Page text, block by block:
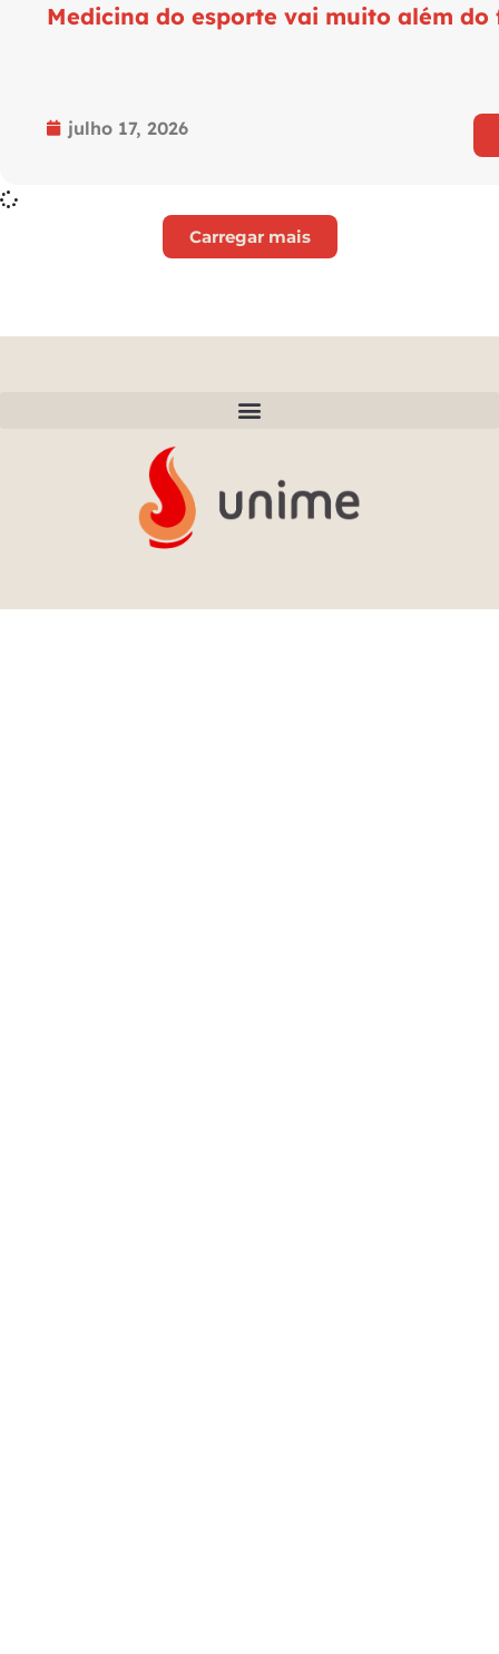
Medicina do esporte vai muito além
julho 17, 2026
Carregar mais